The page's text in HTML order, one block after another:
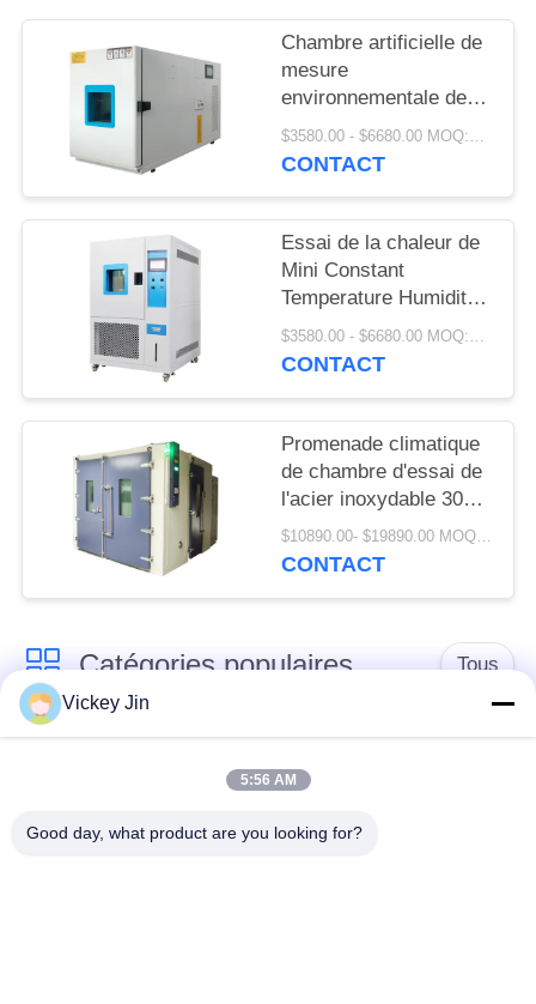
PRIVACY
POLICY
Chambre artificielle de
mesure
environnementale de
contrôle de climat
220V/380V
$3580.00 - $6680.00 MOQ:1 ensemble
CONTACT
Essai de la chaleur de
Mini Constant
Temperature Humidity
Chamber Damp de
laboratoire
$3580.00 - $6680.00 MOQ:1 ensemble
CONTACT
Promenade climatique
de chambre d'essai de
l'acier inoxydable 304
dans la pièce
d'humidité de la
$10890.00- $19890.00 MOQ:1 ensemble
CONTACT
Catégories populaires Tous
chambre d'essai
concernant
Vickey Jin
5:56 AM
Good day, what product are you looking for?